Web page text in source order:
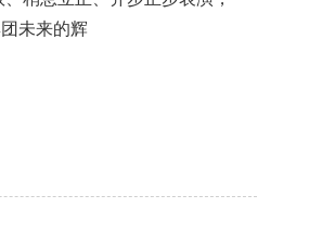
未来的辉